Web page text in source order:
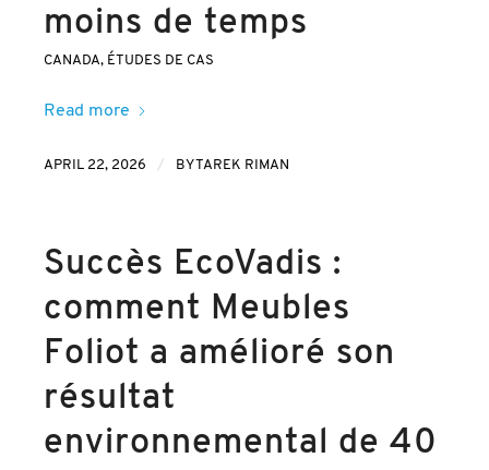
moins de temps
CANADA, ÉTUDES DE CAS
Read more
APRIL 22, 2026 / BYTAREK RIMAN
Succès EcoVadis :
comment Meubles
Foliot a amélioré son
résultat
environnemental de 40